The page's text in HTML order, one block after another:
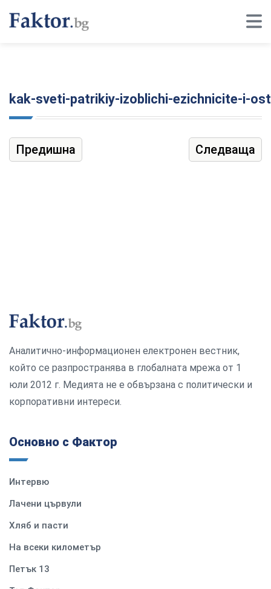
kak-sveti-patrikiy-izoblichi-ezichnicite-i-
Предишна Следваща
Аналитично-информационен електронен вестник,
който се разпространява в глобалната мрежа от 1
юли 2012 г. Медията не е обвързана с политически и
корпоративни интереси.
Основно с Фактор
Интервю
Лачени цървули
Хляб и пасти
На всеки километър
Петък 13